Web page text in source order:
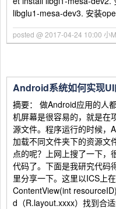
libglu1-mesa-dev3. 安装
posted @ 2017-04-24 10:00 小
Android系统如何实现
摘要： 做Android应用的人
机屏幕是很容易的，就是在
源文件。程序运行的时候，
加载不同文件夹下的资源文
点的呢？上网上搜了一下，
代码了。下面是我研究代码
里分享一下。这里以ICS上
ContentView(int
d（R.layout.xxxx）找到合